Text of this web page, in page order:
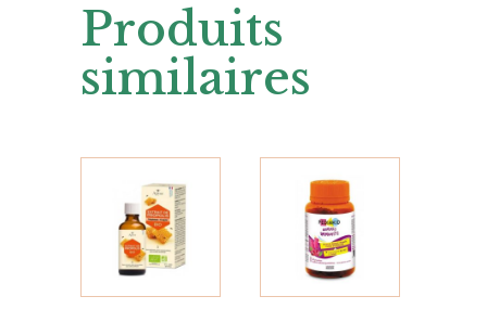
Produits
similaires